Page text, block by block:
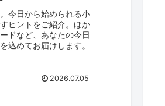
今日から始められる小
ヒントをご紹介。ほか
ドなど、あなたの今日
込めてお届けします。
2026.07.05